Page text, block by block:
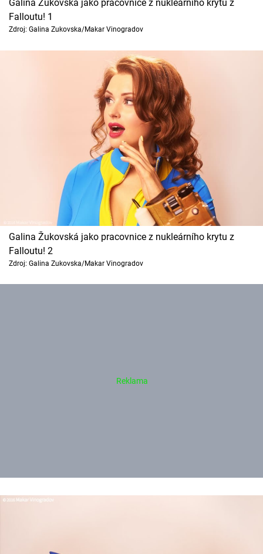
Cool Esport
Sledujte prima+
Galina Žukovská jako pracovnice z nukleárního krytu z
Falloutu! 1
Zdroj: Galina Zukovska/Makar Vinogradov
Galina Žukovská jako pracovnice z nukleárního krytu z
Falloutu! 2
Zdroj: Galina Zukovska/Makar Vinogradov